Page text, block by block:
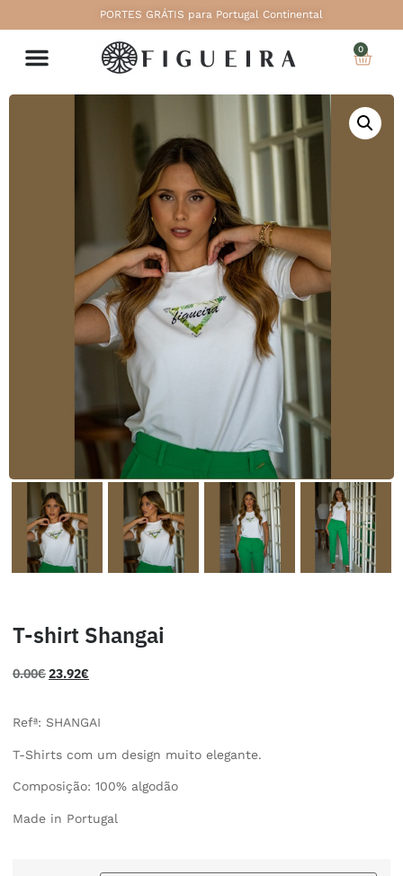
PORTES GRÁTIS para Portugal Continental
0
T-shirt Shangai
0.00€23.92€
Refª: SHANGAI
T-Shirts com um design muito elegante.
Composição: 100% algodão
Made in Portugal